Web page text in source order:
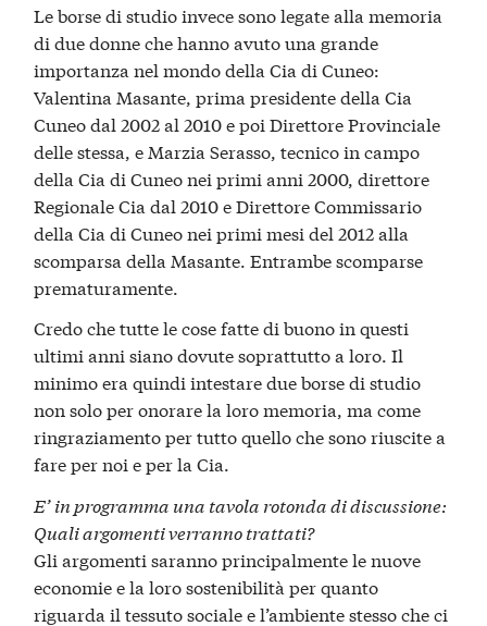
Le borse di studio invece sono legate alla memoria
di due donne che hanno avuto una grande
importanza nel mondo della Cia di Cuneo:
Valentina Masante, prima presidente della Cia
Cuneo dal 2002 al 2010 e poi Direttore Provinciale
delle stessa, e Marzia Serasso, tecnico in campo
della Cia di Cuneo nei primi anni 2000, direttore
Regionale Cia dal 2010 e Direttore Commissario
della Cia di Cuneo nei primi mesi del 2012 alla
scomparsa della Masante. Entrambe scomparse
prematuramente.
Credo che tutte le cose fatte di buono in questi
ultimi anni siano dovute soprattutto a loro. Il
minimo era quindi intestare due borse di studio
non solo per onorare la loro memoria, ma come
ringraziamento per tutto quello che sono riuscite a
fare per noi e per la Cia.
E’ in programma una tavola rotonda di discussione:
Quali argomenti verranno trattati?
Gli argomenti saranno principalmente le nuove
economie e la loro sostenibilità per quanto
riguarda il tessuto sociale e l’ambiente stesso che ci